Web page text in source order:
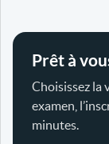
Prêt à
Choisissez la
examen,
minutes.